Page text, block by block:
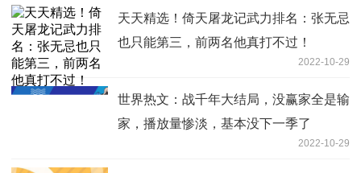
天天精选！倚天屠龙记武力排名：张无忌
也只能第三，前两名他真打不过！
2022-10-29
世界热文：战千年大结局，没赢家全是输
家，播放量惨淡，基本没下一季了
2022-10-29